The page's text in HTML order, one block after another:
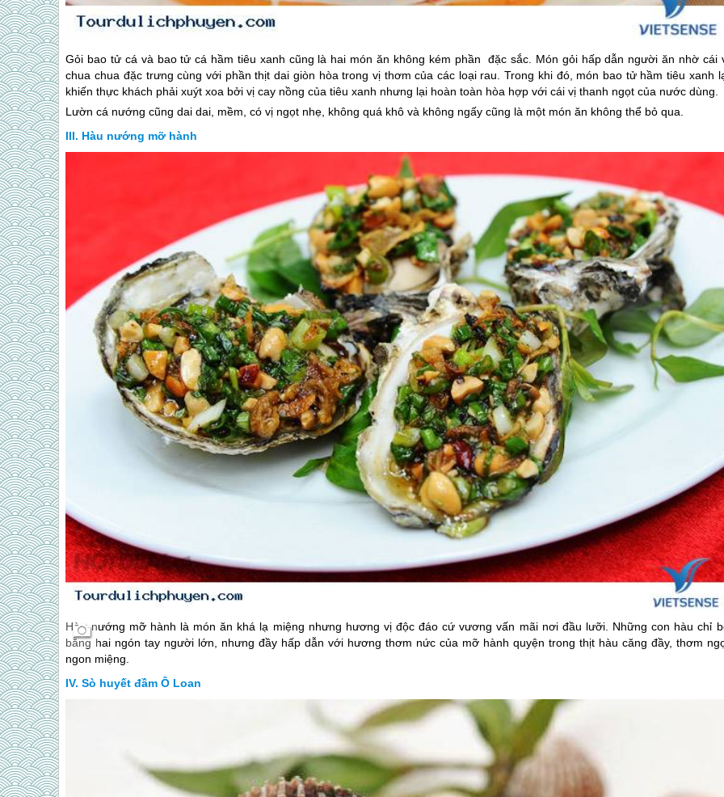
Gỏi bao tử cá và bao tử cá hầm tiêu xanh cũng là hai món ăn không kém phần đặc sắc. Món gỏi hấp dẫn người ăn nhờ cái
chua chua đặc trưng cùng với phần thịt dai giòn hòa trong vị thơm của các loại rau. Trong khi đó, món bao tử hầm tiêu xanh
khiến thực khách phải xuýt xoa bởi vị cay nồng của tiêu xanh nhưng lại hoàn toàn hòa hợp với cái vị thanh ngọt của nước dùng.
Lườn cá nướng cũng dai dai, mềm, có vị ngọt nhẹ, không quá khô và không ngấy cũng là một món ăn không thể bỏ qua.
Hàu nướng mỡ hành
Hàu nướng mỡ hành là món ăn khá lạ miệng nhưng hương vị độc đáo cứ vương vấn mãi nơi đầu lưỡi. Những con hàu chỉ
bằng hai ngón tay người lớn, nhưng đầy hấp dẫn với hương thơm nức của mỡ hành quyện trong thịt hàu căng đầy, thơm
ngon miệng.
Sò huyết đầm Ô Loan